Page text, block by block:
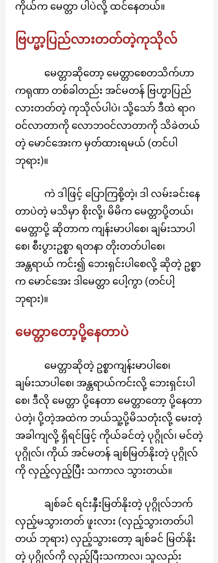
ကိုယ်က မေတ္တာ ပါပဲလို့ ထင်နေတယ်။
ဗြဟ္မာ့ပြည်လားတတ်တဲ့ကုသိုလ်
မေတ္တာဆိုတော့ မေတ္တာစေတသိက်ဟာ
ကရုဏာ တစ်ခါတည်း အင်မတန် ဗြဟ္မာပြည်
လားတတ်တဲ့ ကုသိုလ်ပါပဲ၊ သို့သော် ဒီထဲ ရာဂ
ဝင်လာတာကို လောဘဝင်လာတာကို သိခဲတယ်
တဲ့ မောင်အေးက မှတ်ထားရမယ် (တင်ပါ
ဘုရား)။
ကဲ ဒါဖြင့် ပြောကြစို့တဲ့၊ ဒါ လမ်းခင်းနေ
တာပဲတဲ့ မသိမှာ စိုးလို့၊ မိမိက မေတ္တာပို့တယ်၊
မေတ္တာပို့ ဆိုတာက ကျန်းမာပါစေ၊ ချမ်းသာပါ
စေ၊ စီးပွားဥစ္စာ ရတနာ တိုးတတ်ပါစေ၊
အန္တရာယ် ကင်း၍ ဘေးရှင်းပါစေလို့ ဆိုတဲ့ ဥစ္စာ
က မောင်အေး ဒါမေတ္တာ ပေါ့ကွာ (တင်ပါ့
ဘုရား)။
မေတ္တာတော့ပို့နေတာပဲ
မေတ္တာဆိုတဲ့ ဥစ္စာကျန်းမာပါစေ၊
ချမ်းသာပါစေ၊ အန္တရာယ်ကင်းလို့ ဘေးရှင်းပါ
စေ၊ ဒီလို မေတ္တာ ပို့နေတာ မေတ္တာတော့ ပို့နေတာ
ပဲတဲ့၊ ပို့တဲ့အထဲက ဘယ်သူ့ပို့မိသတုံးလို့ မေးတဲ့
အခါကျလို့ ရှိရင်ဖြင့် ကိုယ်ခင်တဲ့ ပုဂ္ဂိုလ်၊ မင်တဲ့
ပုဂ္ဂိုလ်၊ ကိုယ် အင်မတန် ချစ်မြတ်နိုးတဲ့ ပုဂ္ဂိုလ်
ကို လှည့်လှည့်ပြီး သကာလ သွားတယ်။
ချစ်ခင် ရင်းနှီးမြတ်နိုးတဲ့ ပုဂ္ဂိုလ်ဘက်
လှည့်မသွားတတ် ဖူးလား (လှည့်သွားတတ်ပါ
တယ် ဘုရား) လှည့်သွားတော့ ချစ်ခင် မြတ်နိုး
တဲ့ ပုဂ္ဂိုလ်ကို လှည့်ပြီးသကာလ၊ သူလည်း